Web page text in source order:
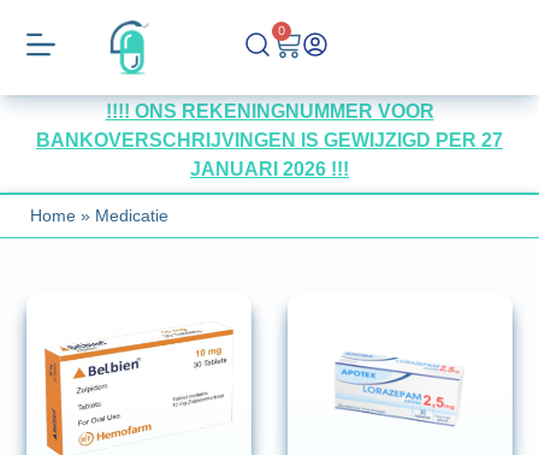
0
!!!! ONS REKENINGNUMMER VOOR
BANKOVERSCHRIJVINGEN IS GEWIJZIGD PER 27
JANUARI 2026 !!!
Home » Medicatie